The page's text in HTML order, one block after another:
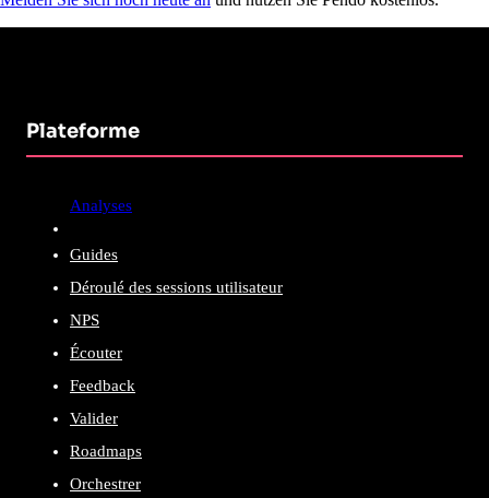
Plateforme
Analyses
Guides
Déroulé des sessions utilisateur
NPS
Écouter
Feedback
Valider
Roadmaps
Orchestrer